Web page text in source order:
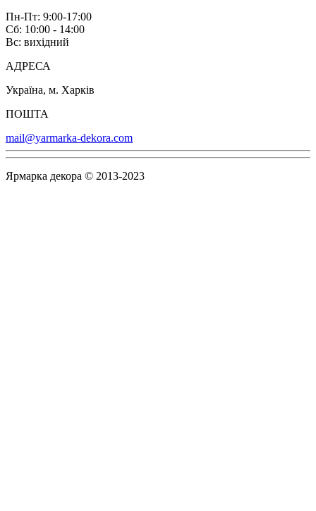
Пн-Пт: 9:00-17:00
Сб: 10:00 - 14:00
Вс: вихідний
АДРЕСА
Україна, м. Харків
ПОШТА
mail@yarmarka-dekora.com
Ярмарка декора © 2013-2023